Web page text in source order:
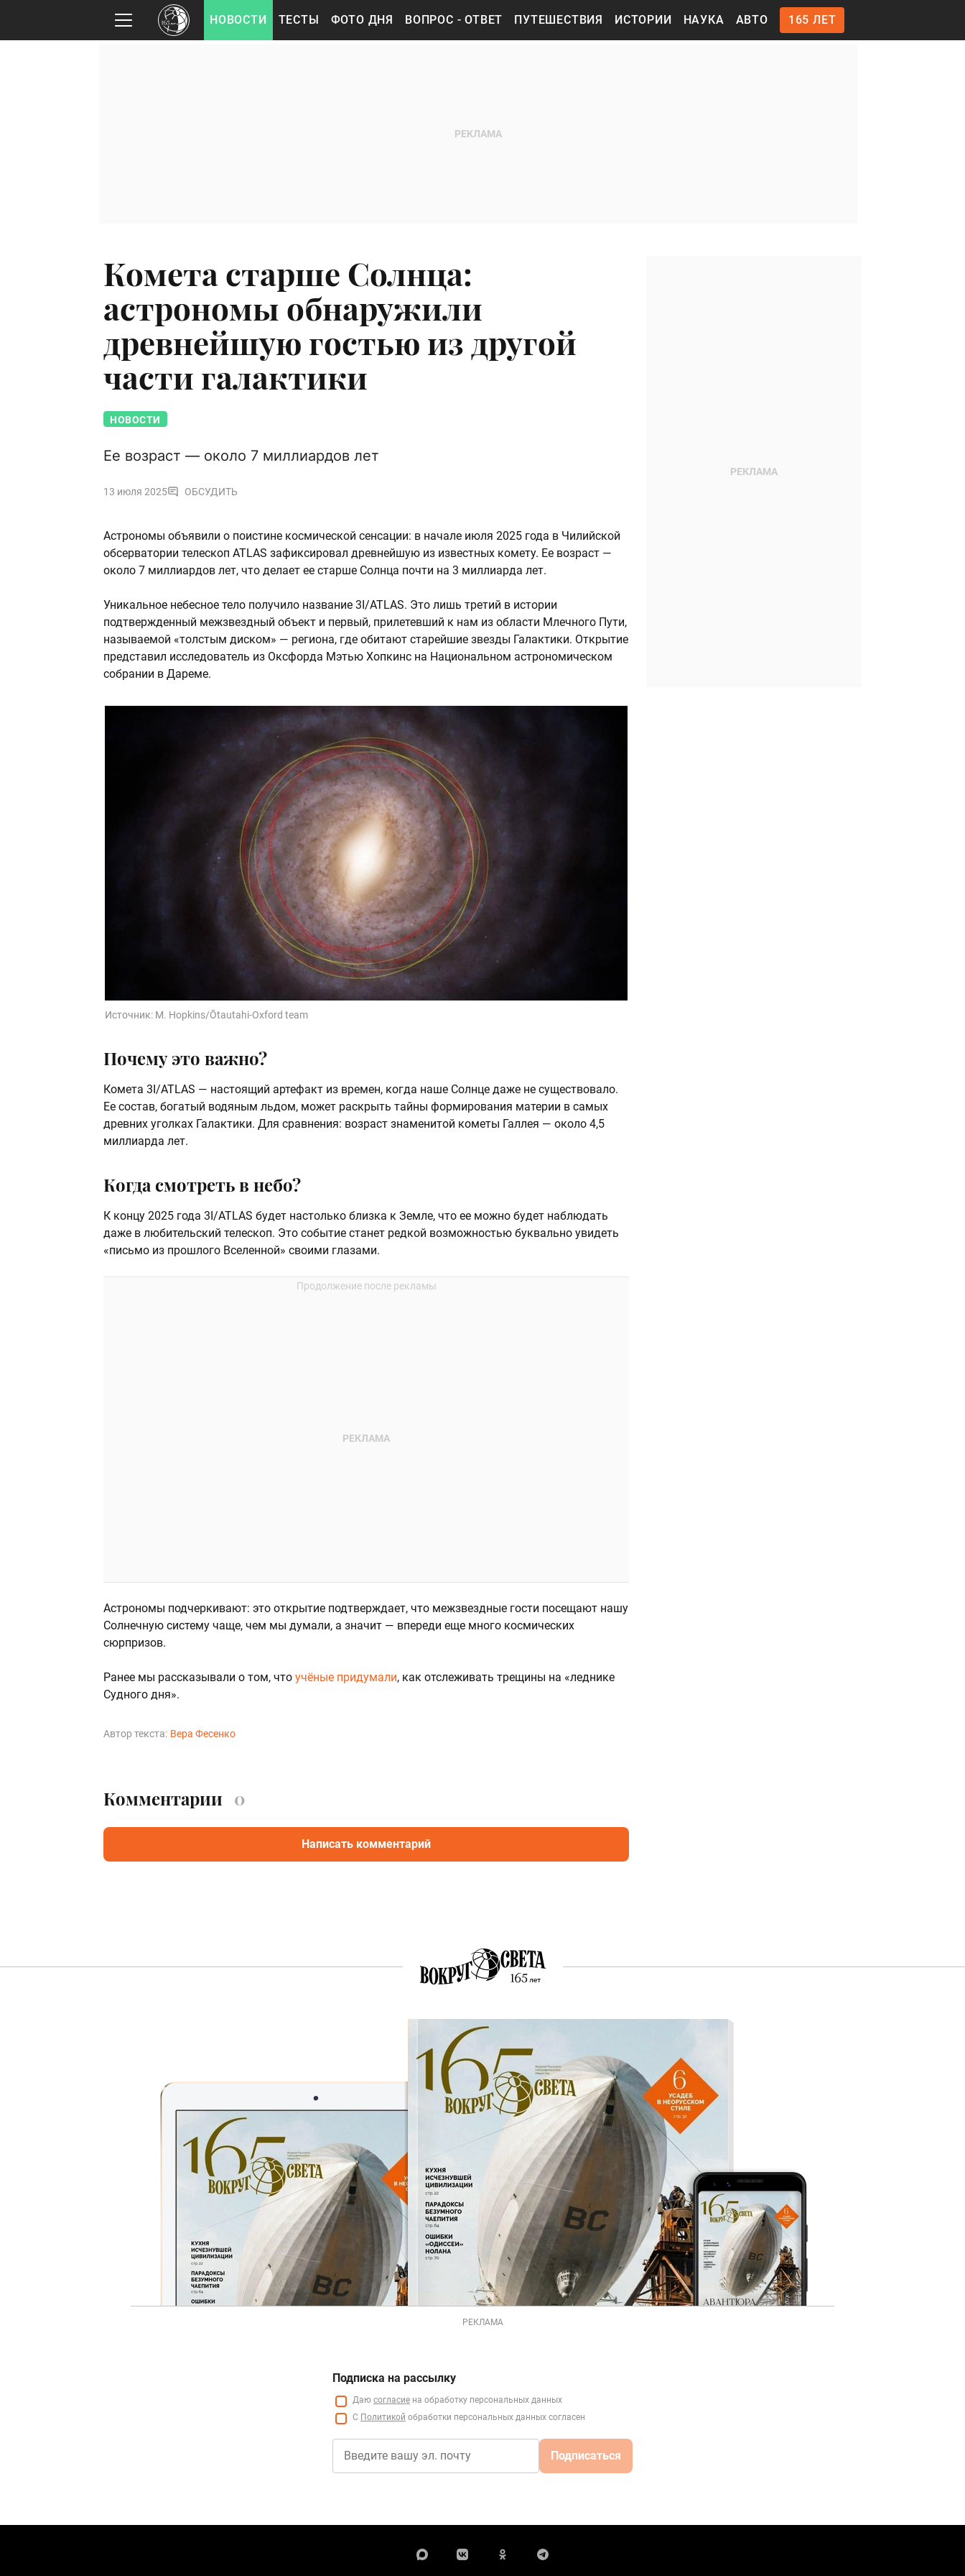
НОВОСТИ ТЕСТЫ ФОТО ДНЯ ВОПРОС - ОТВЕТ ПУТЕШЕСТВИЯ ИСТОРИИ НАУКА АВТО 165 ЛЕТ
Комета старше Солнца:
астрономы обнаружили
древнейшую гостью из другой
части галактики
НОВОСТИ
Ее возраст — около 7 миллиардов лет
13 июля 2025 ОБСУДИТЬ
Астрономы объявили о поистине космической сенсации: в начале июля 2025 года в Чилийской
обсерватории телескоп ATLAS зафиксировал древнейшую из известных комету. Ее возраст —
около 7 миллиардов лет, что делает ее старше Солнца почти на 3 миллиарда лет.
Уникальное небесное тело получило название 3I/ATLAS. Это лишь третий в истории
подтвержденный межзвездный объект и первый, прилетевший к нам из области Млечного Пути,
называемой «толстым диском» — региона, где обитают старейшие звезды Галактики. Открытие
представил исследователь из Оксфорда Мэтью Хопкинс на Национальном астрономическом
собрании в Дареме.
Источник: M. Hopkins/Ōtautahi-Oxford team
Почему это важно?
Комета 3I/ATLAS — настоящий артефакт из времен, когда наше Солнце даже не существовало.
Ее состав, богатый водяным льдом, может раскрыть тайны формирования материи в самых
древних уголках Галактики. Для сравнения: возраст знаменитой кометы Галлея — около 4,5
миллиарда лет.
Когда смотреть в небо?
К концу 2025 года 3I/ATLAS будет настолько близка к Земле, что ее можно будет наблюдать
даже в любительский телескоп. Это событие станет редкой возможностью буквально увидеть
«письмо из прошлого Вселенной» своими глазами.
Астрономы подчеркивают: это открытие подтверждает, что межзвездные гости посещают нашу
Солнечную систему чаще, чем мы думали, а значит — впереди еще много космических
сюрпризов.
Ранее мы рассказывали о том, что учёные придумали, как отслеживать трещины на «леднике
Судного дня».
Автор текста: Вера Фесенко
Комментарии 0
Написать комментарий
РЕКЛАМА
Подписка на рассылку
Даю согласие на обработку персональных данных
С Политикой обработки персональных данных согласен
Подписаться